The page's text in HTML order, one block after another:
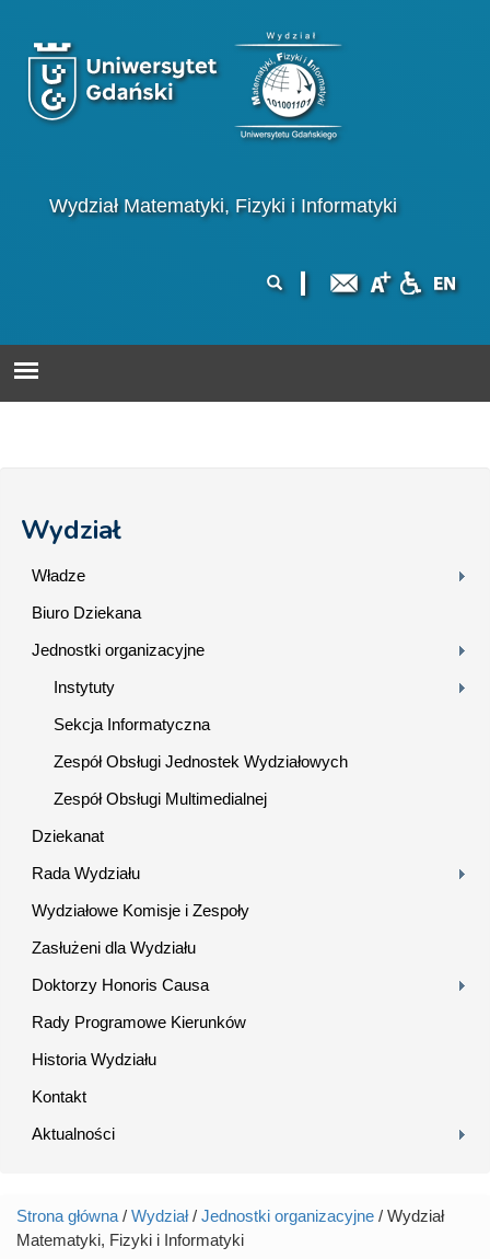
Wydział Matematyki, Fizyki i Informatyki
wyszukiwania
Wydział
Władze
Biuro Dziekana
Jednostki organizacyjne
Instytuty
Sekcja Informatyczna
Zespół Obsługi Jednostek Wydziałowych
Zespół Obsługi Multimedialnej
Dziekanat
Rada Wydziału
Wydziałowe Komisje i Zespoły
Zasłużeni dla Wydziału
Doktorzy Honoris Causa
Rady Programowe Kierunków
Historia Wydziału
Kontakt
Aktualności
Jesteś tutaj
Strona główna / Wydział/ Jednostki organizacyjne / Wydział
Matematyki, Fizyki i Informatyki